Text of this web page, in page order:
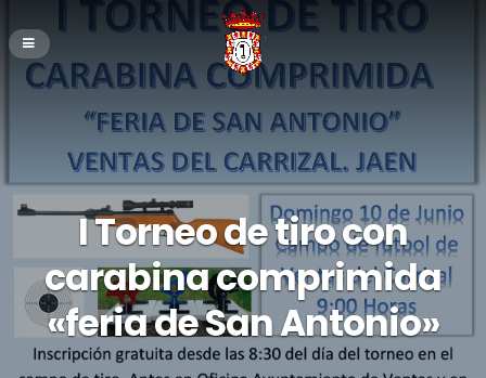
I Torneo de tiro con
carabina comprimida
«feria de San Antonio»